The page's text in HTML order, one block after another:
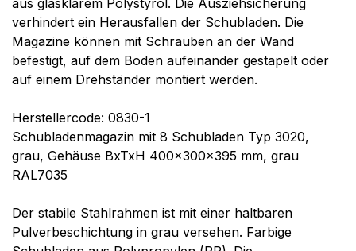
aus glasklarem Polystyrol. Die Ausziehsicherung
verhindert ein Herausfallen der Schubladen. Die
Magazine können mit Schrauben an der Wand
befestigt, auf dem Boden aufeinander gestapelt oder
auf einem Drehständer montiert werden.
Herstellercode: 0830-1
Schubladenmagazin mit 8 Schubladen Typ 3020,
grau, Gehäuse BxTxH 400x300x395 mm, grau
RAL7035
Der stabile Stahlrahmen ist mit einer haltbaren
Pulverbeschichtung in grau versehen. Farbige